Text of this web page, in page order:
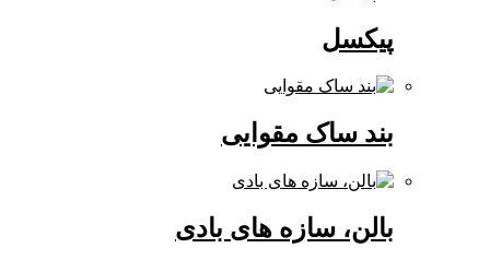
بند ساک مقوایی
بالن، سازه های بادی